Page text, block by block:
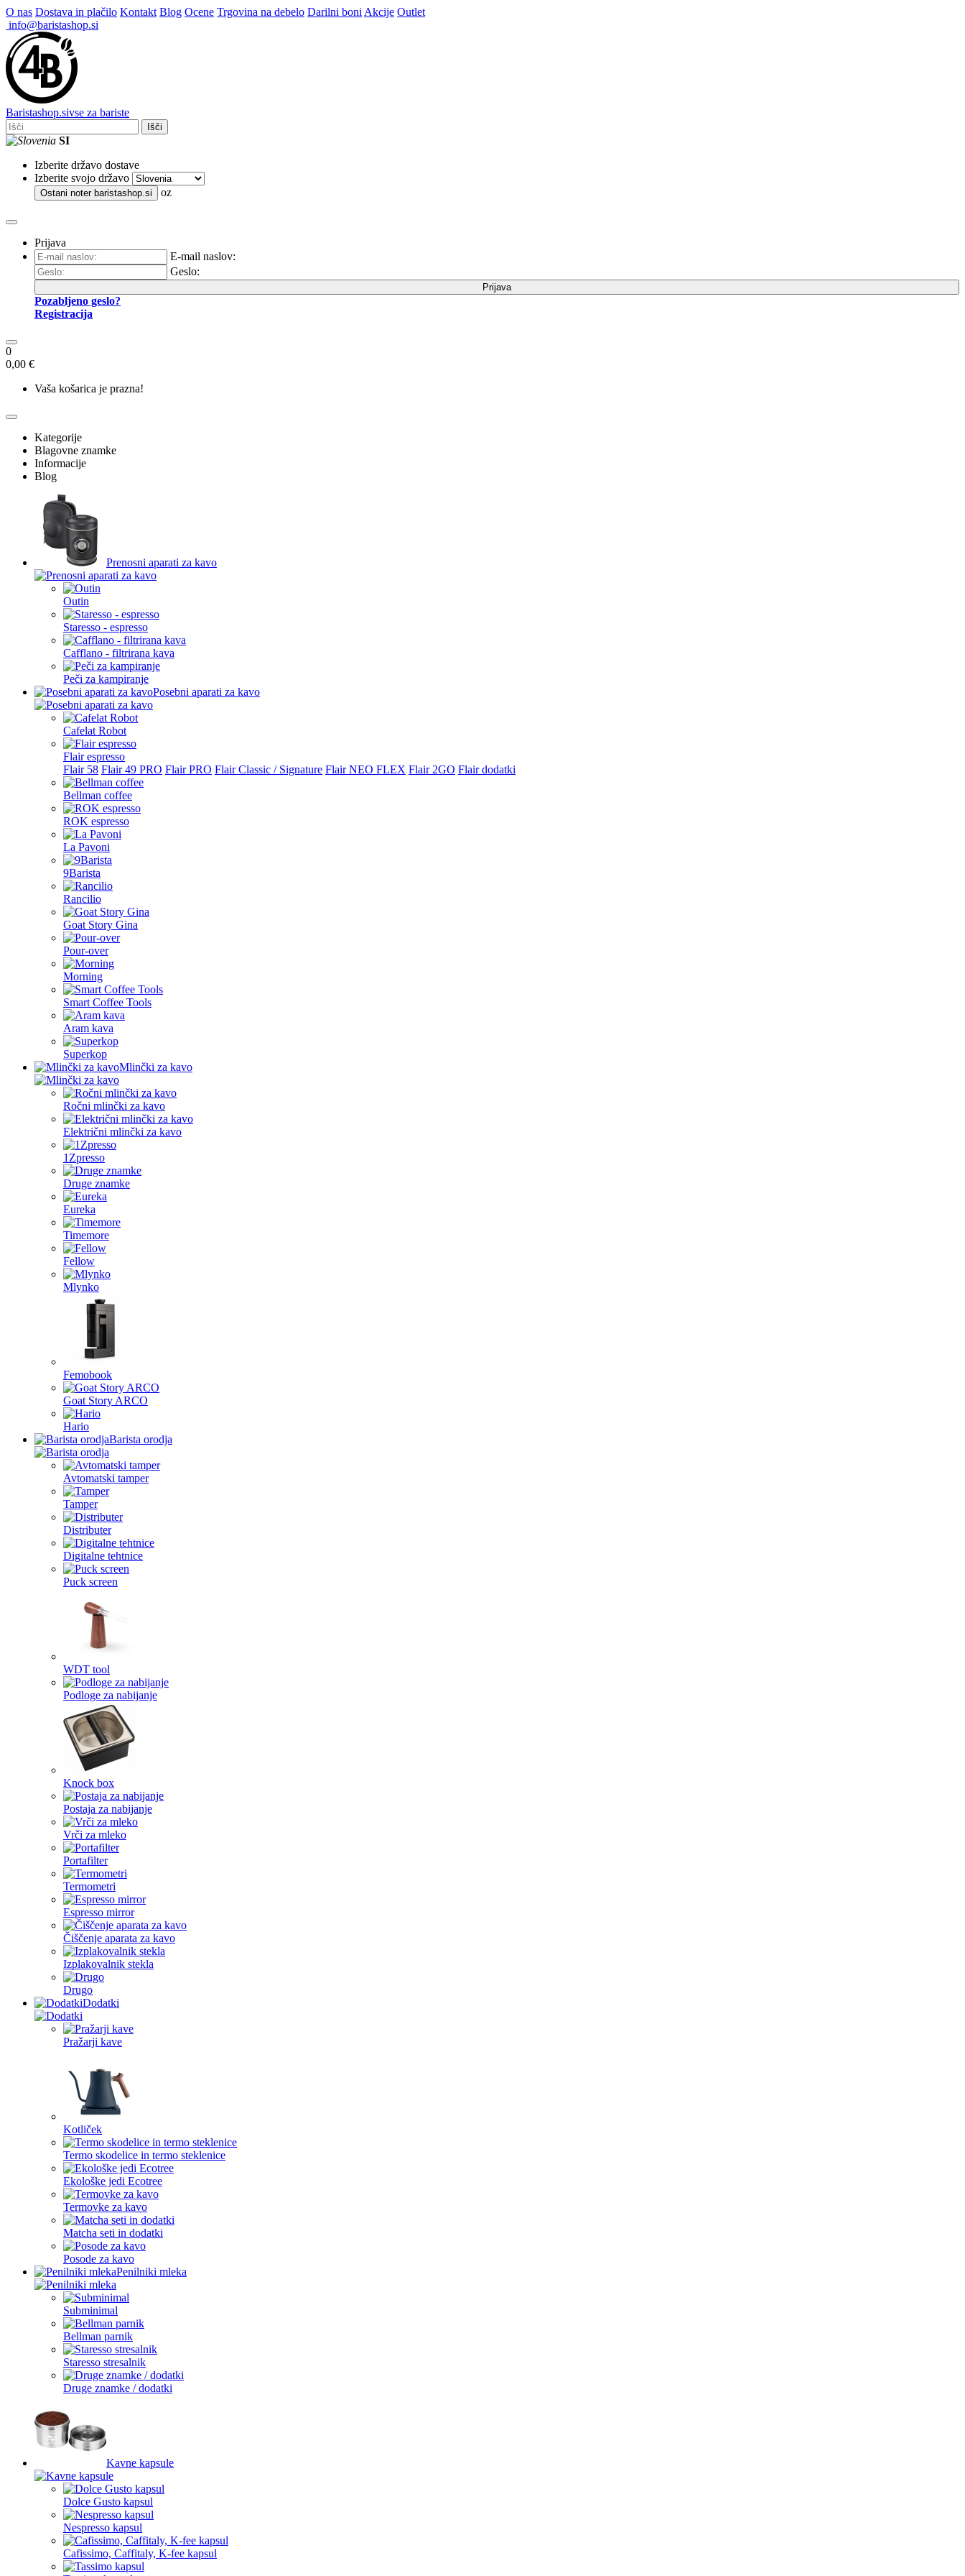
O nas Dostava in plačilo Kontakt Blog Ocene Trgovina na debelo Darilni boni Akcije Outlet
info@baristashop.si
Baristashop.sivse za bariste
Išči
SI
Izberite državo dostave
Izberite svojo državo
Ostani noter baristashop.si oz
Prijava
E-mail naslov:
Geslo:
Prijava
Pozabljeno geslo?
Registracija
0
0,00 €
Vaša košarica je prazna!
Kategorije
Blagovne znamke
Informacije
Blog
Prenosni aparati za kavo
Outin
Staresso - espresso
Cafflano - filtrirana kava
Peči za kampiranje
Posebni aparati za kavo
Cafelat Robot
Flair espresso
Flair 58 Flair 49 PRO Flair PRO Flair Classic / Signature Flair NEO FLEX Flair 2GO Flair dodatki
Bellman coffee
ROK espresso
La Pavoni
9Barista
Rancilio
Goat Story Gina
Pour-over
Morning
Smart Coffee Tools
Aram kava
Superkop
Mlinčki za kavo
Ročni mlinčki za kavo
Električni mlinčki za kavo
1Zpresso
Druge znamke
Eureka
Timemore
Fellow
Mlynko
Femobook
Goat Story ARCO
Hario
Barista orodja
Avtomatski tamper
Tamper
Distributer
Digitalne tehtnice
Puck screen
WDT tool
Podloge za nabijanje
Knock box
Postaja za nabijanje
Vrči za mleko
Portafilter
Termometri
Espresso mirror
Čiščenje aparata za kavo
Izplakovalnik stekla
Drugo
Dodatki
Pražarji kave
Kotliček
Termo skodelice in termo steklenice
Ekološke jedi Ecotree
Termovke za kavo
Matcha seti in dodatki
Posode za kavo
Penilniki mleka
Subminimal
Bellman parnik
Staresso stresalnik
Druge znamke / dodatki
Kavne kapsule
Dolce Gusto kapsul
Nespresso kapsul
Cafissimo, Caffitaly, K-fee kapsul